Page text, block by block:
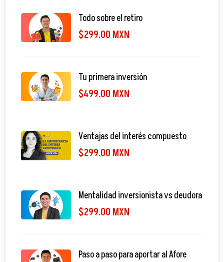
Todo sobre el retiro
$299.00 MXN
Tu primera inversión
$499.00 MXN
Ventajas del interés compuesto
$299.00 MXN
Mentalidad inversionista vs deudora
$299.00 MXN
Paso a paso para aportar al Afore